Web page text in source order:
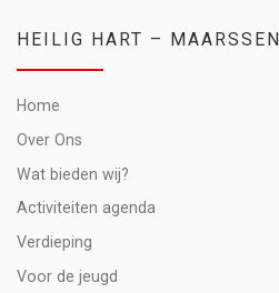
HEILIG HART – MAARSSEN
Home
Over Ons
Wat bieden wij?
Activiteiten agenda
Verdieping
Voor de jeugd